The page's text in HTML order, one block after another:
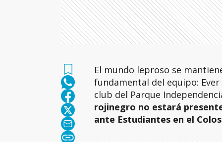
El mundo leproso se
fundamental del equipo:
club del Parque
rojinegro no estará
ante Estudiantes en el